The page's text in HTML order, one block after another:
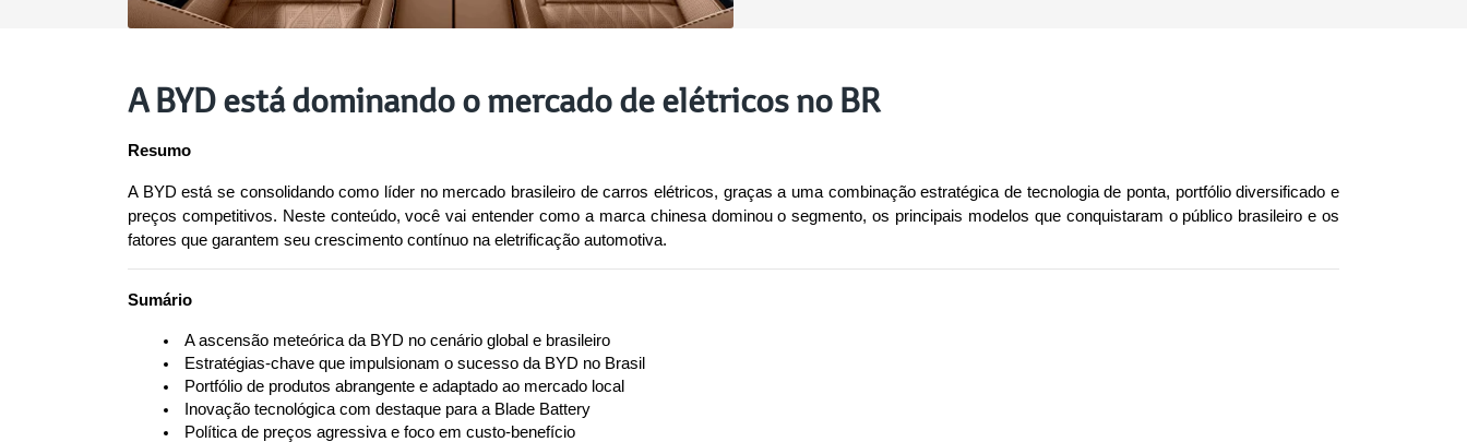
A BYD está dominando o mercado de elétricos no BR
Resumo
A BYD está se consolidando como líder no mercado brasileiro de carros elétricos, graças a uma combinação estratégica de tecnologia de ponta, portfólio diversificado e
preços competitivos. Neste conteúdo, você vai entender como a marca chinesa dominou o segmento, os principais modelos que conquistaram o público brasileiro e os
fatores que garantem seu crescimento contínuo na eletrificação automotiva.
Sumário
A ascensão meteórica da BYD no cenário global e brasileiro
Estratégias-chave que impulsionam o sucesso da BYD no Brasil
Portfólio de produtos abrangente e adaptado ao mercado local
Inovação tecnológica com destaque para a Blade Battery
Política de preços agressiva e foco em custo-benefício